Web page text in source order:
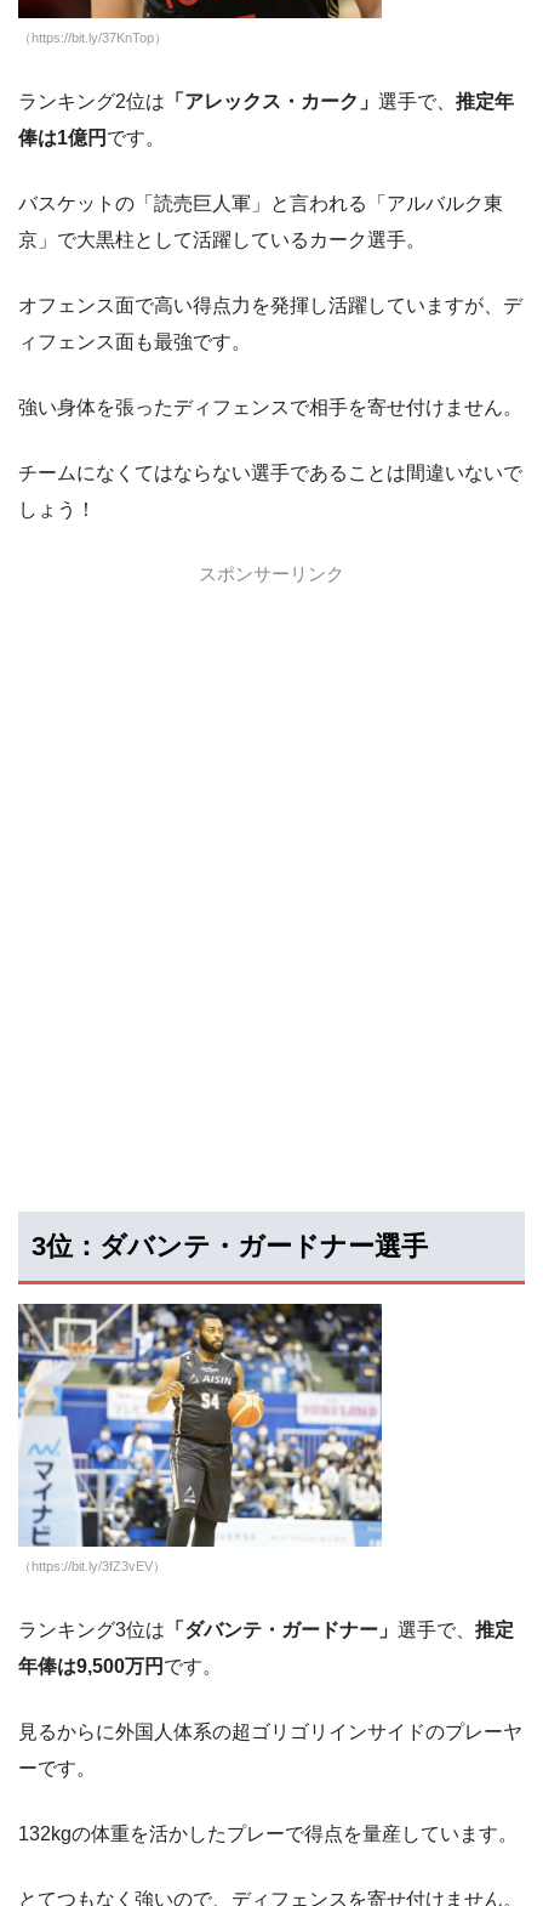
（https://bit.ly/37KnTop）
ランキング2位は 「アレックス・カーク」 選手で、 推定年
俸は1億円 です。
バスケットの「読売巨人軍」と言われる「アルバルク東
京」で大黒柱として活躍しているカーク選手。
オフェンス面で高い得点力を発揮し活躍していますが、デ
ィフェンス面も最強です。
強い身体を張ったディフェンスで相手を寄せ付けません。
チームになくてはならない選手であることは間違いないで
しょう！
スポンサーリンク
3位：ダバンテ・ガードナー選手
（https://bit.ly/3fZ3vEV）
ランキング3位は 「ダバンテ・ガードナー」 選手で、 推定
年俸は9,500万円 です。
見るからに外国人体系の超ゴリゴリインサイドのプレーヤ
ーです。
132kgの体重を活かしたプレーで得点を量産しています。
とてつもなく強いので、ディフェンスを寄せ付けません。